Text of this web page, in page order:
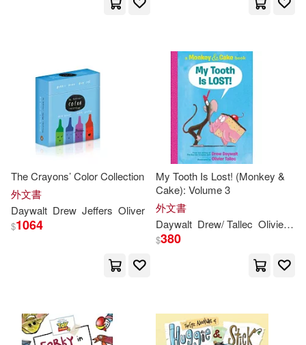
The Crayons’ Color Collection
外文書
Daywalt Drew Jeffers Oliver
$1064
My Tooth Is Lost! (Monkey &
Cake): Volume 3
外文書
Daywalt Drew/ Tallec Olivier (ILT)
$380